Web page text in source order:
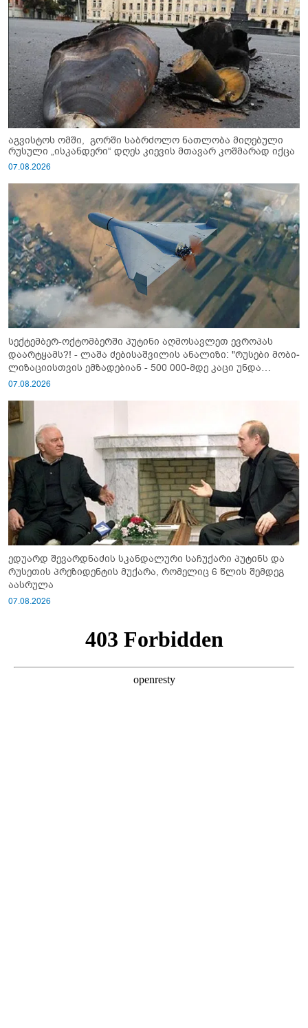
აგვისტოს ომში, გორში საბრძოლო ნათლობა მიღებული
რუსული „ისკანდერი“ დღეს კიევის მთავარ კოშმარად იქცა
07.08.2026
სექტემბერ-ოქტომბერში პუტინი აღმოსავლეთ ევროპას
დაარტყამს?! - ლაშა ძებისაშვილის ანალიზი: "რუსები მობი­
ლიზაციისთვის ემზადებიან - 500 000-მდე კაცი უნდა
გაიწვიონ ომში"
07.08.2026
ედუარდ შევარდნაძის სკანდალური საჩუქარი პუტინს და
რუსეთის პრეზიდენტის მუქარა, რომელიც 6 წლის შემდეგ
აასრულა
07.08.2026